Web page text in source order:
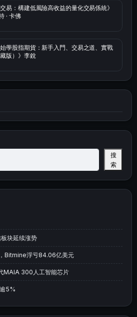
交易：構建低風險高收益的量化交易係統》
· 卡佛
始學股指期貨：新手入門、交易之道、實戰
版）》李銳
搜
索
块延续涨势
Bitmine浮亏84.06亿美元
MAIA 300人工智能芯片
5%